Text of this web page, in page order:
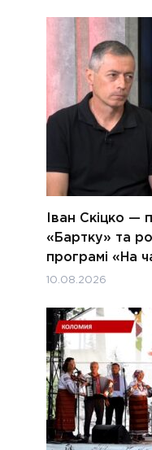
Іван Скіцко —
«Бартку» та
програмі «На
10.08.2026